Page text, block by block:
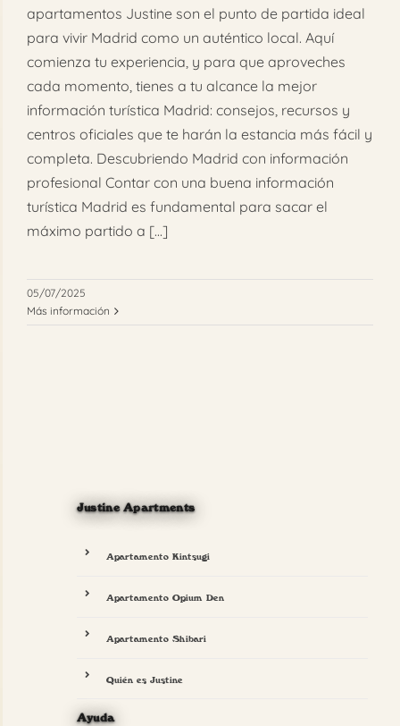
apartamentos Justine son el punto de partida ideal
para vivir Madrid como un auténtico local. Aquí
comienza tu experiencia, y para que aproveches
cada momento, tienes a tu alcance la mejor
información turística Madrid: consejos, recursos y
centros oficiales que te harán la estancia más fácil y
completa. Descubriendo Madrid con información
profesional Contar con una buena información
turística Madrid es fundamental para sacar el
máximo partido a [...]
05/07/2025
Más información
Justine Apartments
Apartamento Kintsugi
Apartamento Opium Den
Apartamento Shibari
Quién es Justine
Ayuda